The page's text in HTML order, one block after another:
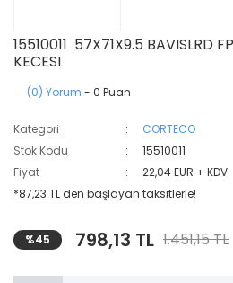
15510011 57X71X9.5 BAVISLRD
KECESI
(0) Yorum - 0 Puan
Kategori
CORTECO
Stok Kodu
15510011
Fiyat
22,04 EUR + KDV
*87,23 TL den başlayan taksitlerle!
%45 798,13 TL 1.451,15 TL